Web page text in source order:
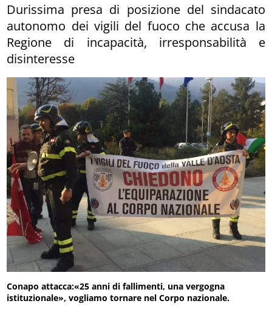
Durissima presa di posizione del sindacato
autonomo dei vigili del fuoco che accusa la
Regione di incapacità, irresponsabilità e
disinteresse
Conapo attacca:«25 anni di fallimenti, una vergogna
istituzionale», vogliamo tornare nel Corpo nazionale.